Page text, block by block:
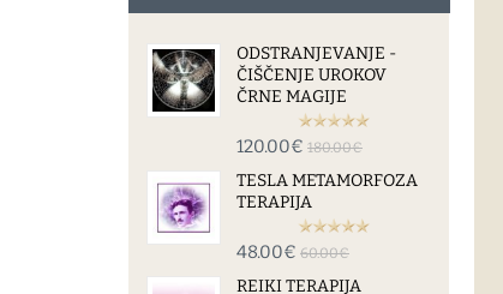
ODSTRANJEVANJE -
ČIŠČENJE UROKOV
ČRNE MAGIJE
120.00€ 180.00€
TESLA METAMORFOZA
TERAPIJA
48.00€ 60.00€
REIKI TERAPIJA